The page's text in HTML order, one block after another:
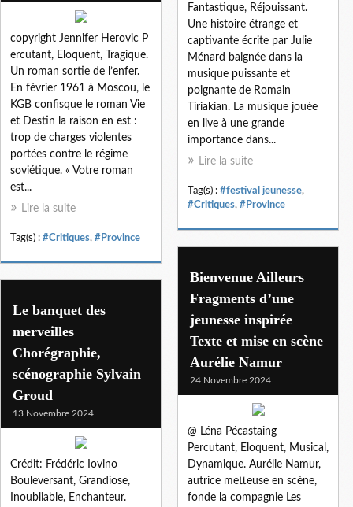
copyright Jennifer Herovic P
ercutant, Eloquent, Tragique.
Un roman sortie de l’enfer.
En février 1961 à Moscou, le
KGB confisque le roman Vie
et Destin la raison en est :
trop de charges violentes
portées contre le régime
soviétique. « Votre roman
est...
Lire la suite
Tag(s) : #Critiques, #Province
Fantastique, Réjouissant.
Une histoire étrange et
captivante écrite par Julie
Ménard baignée dans la
musique puissante et
poignante de Romain
Tiriakian. La musique jouée
en live à une grande
importance dans...
Lire la suite
Tag(s) : #festival jeunesse,
#Critiques, #Province
Bienvenue Ailleurs
Fragments d’une
jeunesse inspirée
Texte et mise en scène
Aurélie Namur
24 Novembre 2024
@ Léna Pécastaing
Percutant, Eloquent, Musical,
Dynamique. Aurélie Namur,
autrice metteuse en scène,
fonde la compagnie Les
Le banquet des
merveilles
Chorégraphie,
scénographie Sylvain
Groud
13 Novembre 2024
Crédit: Frédéric Iovino
Bouleversant, Grandiose,
Inoubliable, Enchanteur.